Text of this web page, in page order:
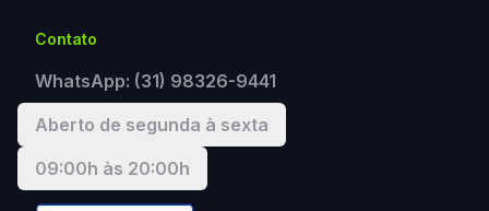
Contato
WhatsApp: (31) 98326-9441
Aberto de segunda à sexta
09:00h às 20:00h